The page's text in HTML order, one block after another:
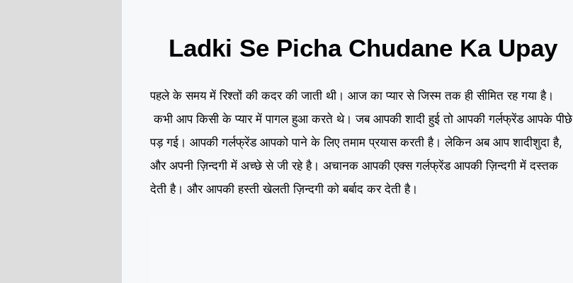
Ladki Se Picha Chudane Ka Upay
पहले के समय में रिश्तों की कदर की जाती थी। आज का प्यार से जिस्म तक ही सीमित रह गया है।
कभी आप किसी के प्यार में पागल हुआ करते थे। जब आपकी शादी हुई तो आपकी गर्लफ्रेंड आपके पीछे
पड़ गई। आपकी गर्लफ्रेंड आपको पाने के लिए तमाम प्रयास करती है। लेकिन अब आप शादीशुदा है,
और अपनी ज़िन्दगी में अच्छे से जी रहे है। अचानक आपकी एक्स गर्लफ्रेंड आपकी ज़िन्दगी में दस्तक
देती है। और आपकी हस्ती खेलती ज़िन्दगी को बर्बाद कर देती है।